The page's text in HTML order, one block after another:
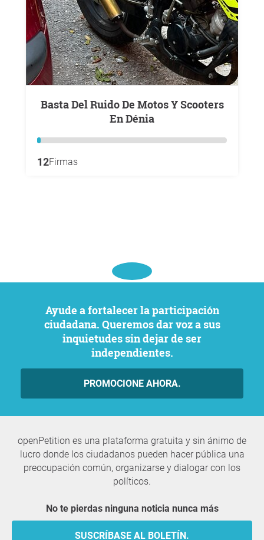
Basta Del Ruido De Motos Y Scooters
En Dénia
12Firmas
Ayude a fortalecer la participación
ciudadana. Queremos dar voz a sus
inquietudes sin dejar de ser
independientes.
PROMOCIONE AHORA.
openPetition es una plataforma gratuita y sin ánimo de
lucro donde los ciudadanos pueden hacer pública una
preocupación común, organizarse y dialogar con los
políticos.
No te pierdas ninguna noticia nunca más
SUSCRÍBASE AL BOLETÍN.